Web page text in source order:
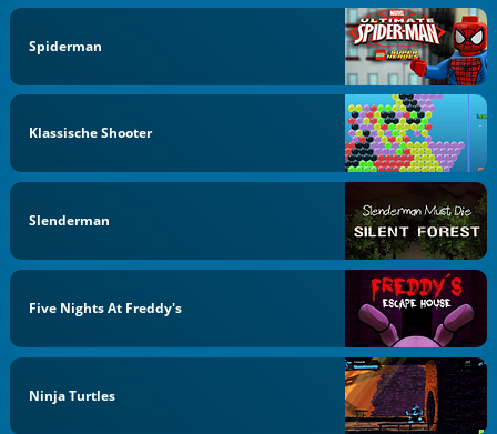
Spiderman
Klassische Shooter
Slenderman
Five Nights At Freddy's
Ninja Turtles